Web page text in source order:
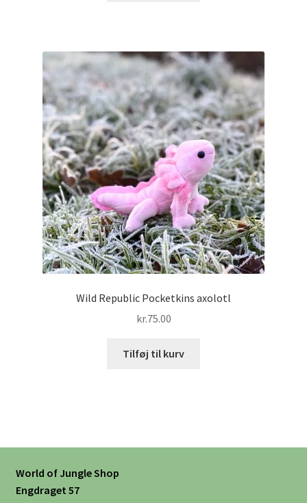
Wild Republic Pocketkins axolotl
kr.75.00
Tilføj til kurv
World of Jungle Shop
Engdraget 57